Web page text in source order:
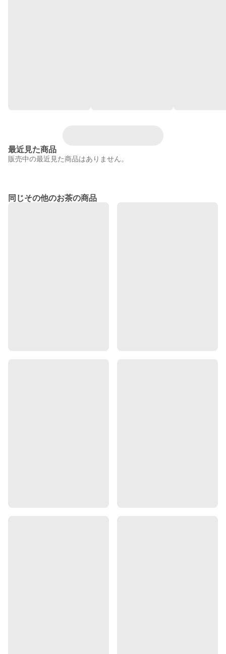
最近見た商品
販売中の最近見た商品はありません。
同じその他のお茶の商品